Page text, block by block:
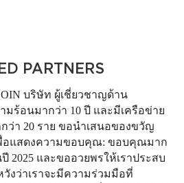
PARTNERS
บริษัท ผู้เชี่ยวชาญด้าน
มร้อนมากว่า 10 ปี และมีเครือข่าย
ว่า 20 ราย ขอนำเสนอของขวัญ
อแสดงความขอบคุณ: ขอบคุณมาก
2025 และขออวยพรให้เราประสบ
วังว่าเราจะมีความร่วมมือที่